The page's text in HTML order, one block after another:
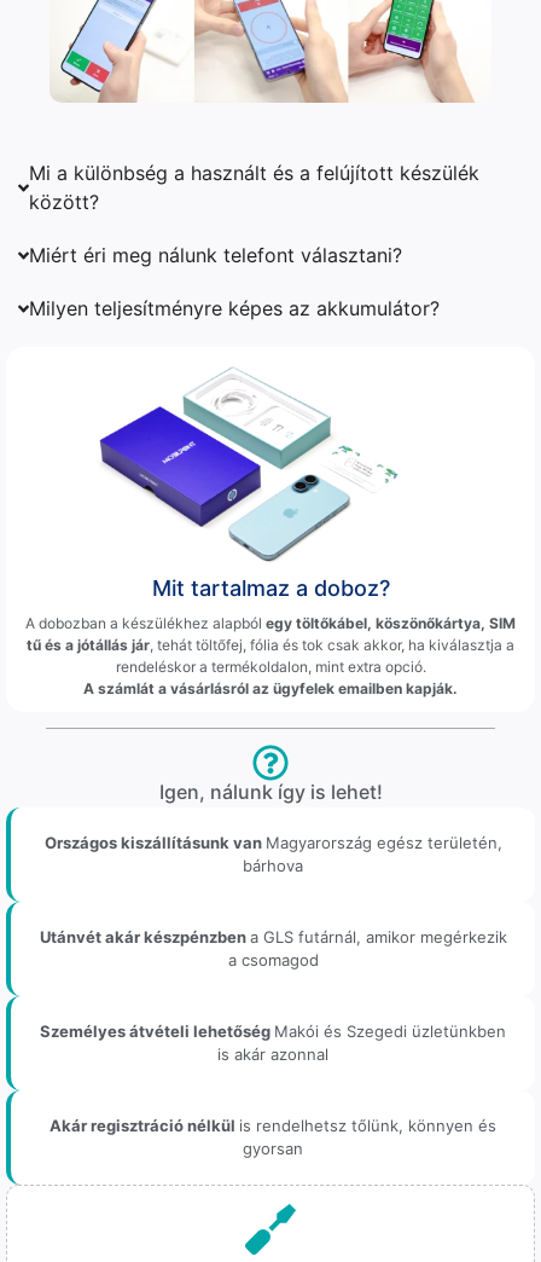
Mi a különbség a használt és a felújított készülék
között?
Miért éri meg nálunk telefont választani?
Milyen teljesítményre képes az akkumulátor?
Mit tartalmaz a doboz?
A dobozban a készülékhez alapból egy töltőkábel, köszönőkártya, SIM
tű és a jótállás jár, tehát töltőfej, fólia és tok csak akkor, ha kiválasztja a
rendeléskor a termékoldalon, mint extra opció.
A számlát a vásárlásról az ügyfelek emailben kapják.
Igen, nálunk így is lehet!
Országos kiszállításunk van Magyarország egész területén,
bárhova
Utánvét akár készpénzbena GLS futárnál, amikor megérkezik
a csomagod
Személyes átvételi lehetőség Makói és Szegedi üzletünkben
is akár azonnal
Akár regisztráció nélkül is rendelhetsz tőlünk, könnyen és
gyorsan